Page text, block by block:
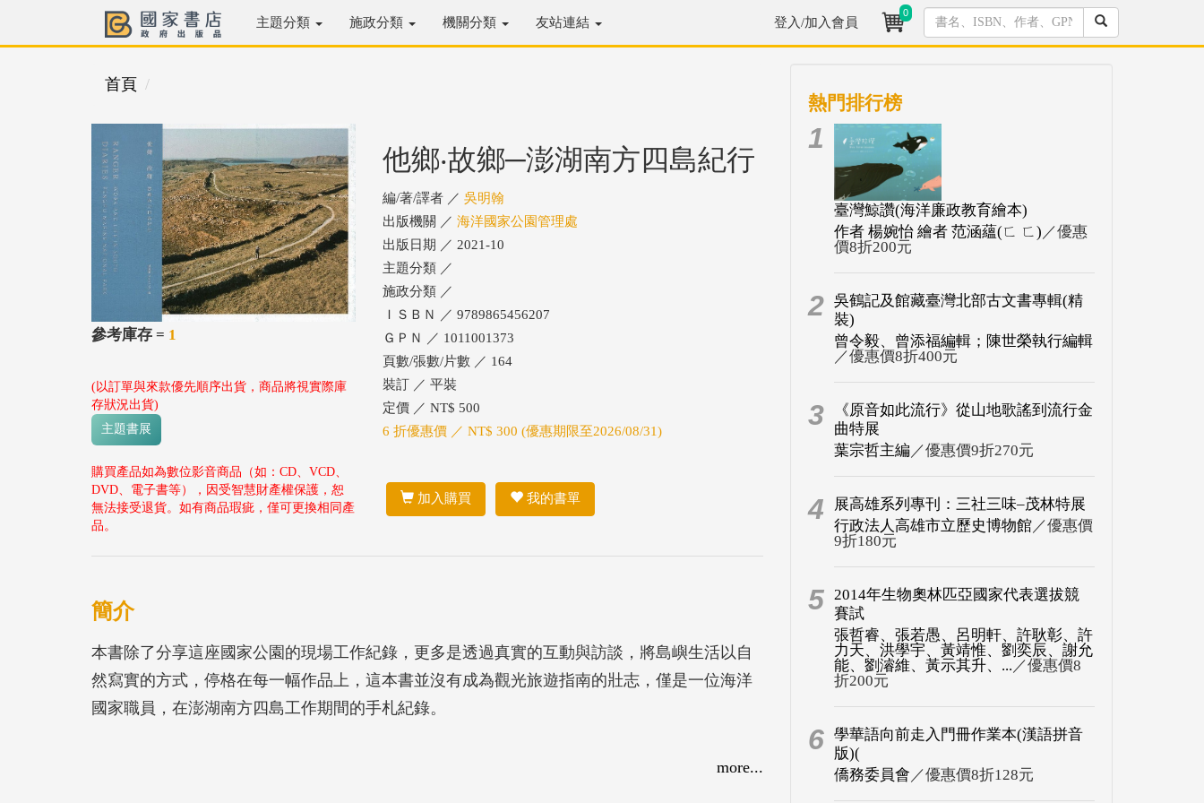
主題分類 施政分類 機關分類 友站連結 登入/加入會員
0
首頁
參考庫存 = 1
(以訂單與來款優先順序出貨，商品將視實際庫
存狀況出貨)
主題書展
購買產品如為數位影音商品（如：CD、VCD、
DVD、電子書等），因受智慧財產權保護，恕
無法接受退貨。如有商品瑕疵，僅可更換相同產
品。
他鄉‧故鄉─澎湖南方四島紀行
編/著/譯者 ／ 吳明翰
出版機關 ／ 海洋國家公園管理處
出版日期 ／ 2021-10
主題分類 ／
施政分類 ／
ＩＳＢＮ ／ 9789865456207
ＧＰＮ ／ 1011001373
頁數/張數/片數 ／ 164
裝訂 ／ 平裝
定價 ／ NT$ 500
6 折優惠價 ／ NT$ 300 (優惠期限至2026/08/31)
加入購買 我的書單
簡介
本書除了分享這座國家公園的現場工作紀錄，更多是透過真實的互動與訪談，將島嶼生活以自
然寫實的方式，停格在每一幅作品上，這本書並沒有成為觀光旅遊指南的壯志，僅是一位海洋
國家職員，在澎湖南方四島工作期間的手札紀錄。
more...
熱門排行榜
1
臺灣鯨讚(海洋廉政教育繪本)
作者 楊婉怡 繪者 范涵蘊(ㄈ ㄈ) ／優惠
價8折200元
2 吳鶴記及館藏臺灣北部古文書專輯(精
裝)
曾令毅、曾添福編輯；陳世榮執行編輯
／優惠價8折400元
3
《原音如此流行》從山地歌謠到流行金
曲特展
葉宗哲主編 ／優惠價9折270元
4
展高雄系列專刊：三社三味–茂林特展
行政法人高雄市立歷史博物館／優惠價
9折180元
5 2014年生物奧林匹亞國家代表選拔競
賽試
張哲睿、張若愚、呂明軒、許耿彰、許
力天、洪學宇、黃靖惟、劉奕辰、謝允
能、劉濬維、黃示其升、... ／優惠價8
折200元
6 學華語向前走入門冊作業本(漢語拼音
版)(
僑務委員會 ／優惠價8折128元